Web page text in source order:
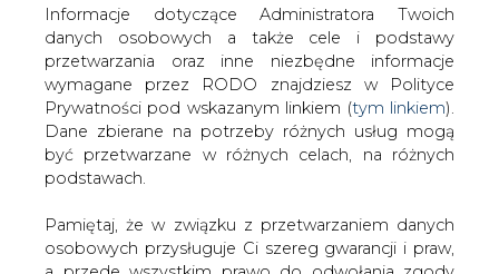
przestrzegane. Prawo do wniesienia sprzeciwu
wobec przetwarzania danych z przyczyn
związanych z Twoją szczególną sytuacją, po
skutecznym wniesieniu prawa do sprzeciwu Twoje
dane nie będą przetwarzane o ile nie będzie istnieć
ważna prawnie uzasadniona podstawa do
przetwarzania, nadrzędna wobec Twoich interesów,
praw i wolności lub podstawa do ustalenia,
dochodzenia lub obrony roszczeń. Twoje dane nie
będą przetwarzane w celu marketingu własnego
po zgłoszeniu sprzeciwu. Jeżeli więc nie zgadzasz
się z naszą oceną niezbędności przetwarzania
Tchórzewskiego notyfikowane przez KE
rozwiązanie to gwarancja
bezpieczeństwa energetycznego
naszego kraju
- Wprowadzenie rynku mocy w Polsce to gwarancja
bezpieczeństwa energetycznego naszego kraju. To
rozwiązania zapewni stabilne dostawy prądu do
gospodarstw domowych. Przyczyni się także do
modernizacji polskiej energetyki - komentuje minister
energii Krzysztof Tchórzewski.